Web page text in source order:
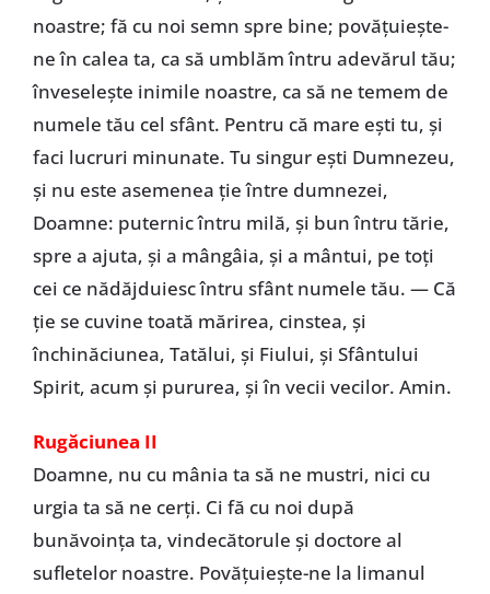
noastre; fă cu noi semn spre bine; povăţuieşte-
ne în calea ta, ca să umblăm întru adevărul tău;
înveseleşte inimile noastre, ca să ne temem de
numele tău cel sfânt. Pentru că mare eşti tu, şi
faci lucruri minunate. Tu singur eşti Dumnezeu,
şi nu este asemenea ţie între dumnezei,
Doamne: puternic întru milă, şi bun întru tărie,
spre a ajuta, şi a mângâia, şi a mântui, pe toţi
cei ce nădăjduiesc întru sfânt numele tău. — Că
ţie se cuvine toată mărirea, cinstea, şi
închinăciunea, Tatălui, şi Fiului, şi Sfântului
Spirit, acum şi pururea, şi în vecii vecilor. Amin.
Rugăciunea II
Doamne, nu cu mânia ta să ne mustri, nici cu
urgia ta să ne cerţi. Ci fă cu noi după
bunăvoinţa ta, vindecătorule şi doctore al
sufletelor noastre. Povățuieşte-ne la limanul